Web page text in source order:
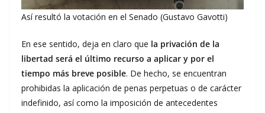
Así resultó la votación en el Senado (Gustavo Gavotti)
En ese sentido, deja en claro que la privación de la
libertad será el último recurso a aplicar y por el
tiempo más breve posible. De hecho, se encuentran
prohibidas la aplicación de penas perpetuas o de carácter
indefinido, así como la imposición de antecedentes